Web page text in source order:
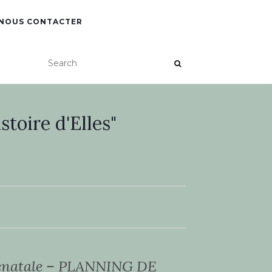
CONTACTER
d'Elles"
– PLANNING DE